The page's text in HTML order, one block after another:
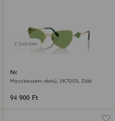
2 Színben
Napszemüveg
Macskaszem alakú, SK7003, Zöld
94 900 Ft